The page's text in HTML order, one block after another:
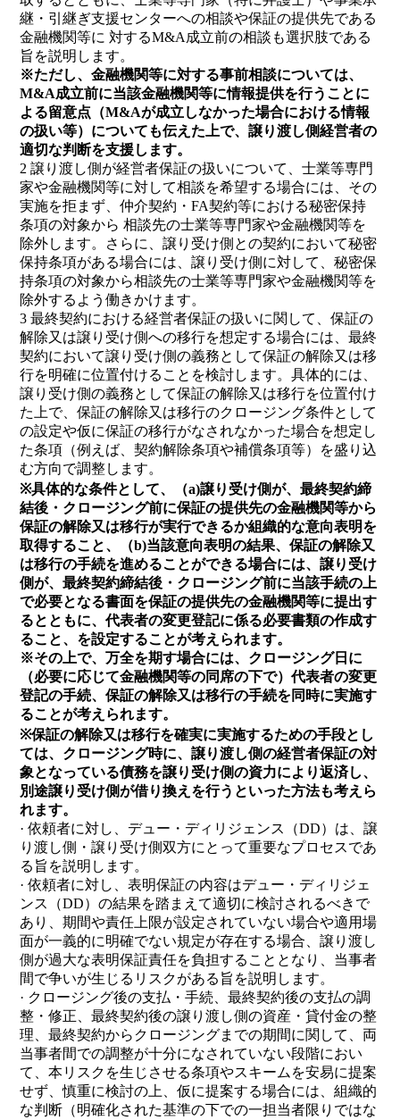
継・引継ぎ支援センターへの相談や保証の提供先である
金融機関等に 対するM&A成立前の相談も選択肢である
旨を説明します。
※ただし、金融機関等に対する事前相談については、
M&A成立前に当該金融機関等に情報提供を行うことに
よる留意点（M&Aが成立しなかった場合における情報
の扱い等）についても伝えた上で、譲り渡し側経営者の
適切な判断を支援します。
2 譲り渡し側が経営者保証の扱いについて、士業等専門
家や金融機関等に対して相談を希望する場合には、その
実施を拒まず、仲介契約・FA契約等における秘密保持
条項の対象から 相談先の士業等専門家や金融機関等を
除外します。さらに、譲り受け側との契約において秘密
保持条項がある場合には、譲り受け側に対して、秘密保
持条項の対象から相談先の士業等専門家や金融機関等を
除外するよう働きかけます。
3 最終契約における経営者保証の扱いに関して、保証の
解除又は譲り受け側への移行を想定する場合には、最終
契約において譲り受け側の義務として保証の解除又は移
行を明確に位置付けることを検討します。具体的には、
譲り受け側の義務として保証の解除又は移行を位置付け
た上で、保証の解除又は移行のクロージング条件として
の設定や仮に保証の移行がなされなかった場合を想定し
た条項（例えば、契約解除条項や補償条項等）を盛り込
む方向で調整します。
※具体的な条件として、（a)譲り受け側が、最終契約締
結後・クロージング前に保証の提供先の金融機関等から
保証の解除又は移行が実行できるか組織的な意向表明を
取得すること、（b)当該意向表明の結果、保証の解除又
は移行の手続を進めることができる場合には、譲り受け
側が、最終契約締結後・クロージング前に当該手続の上
で必要となる書面を保証の提供先の金融機関等に提出す
るとともに、代表者の変更登記に係る必要書類の作成す
ること、を設定することが考えられます。
※その上で、万全を期す場合には、クロージング日に
（必要に応じて金融機関等の同席の下で）代表者の変更
登記の手続、保証の解除又は移行の手続を同時に実施す
ることが考えられます。
※保証の解除又は移行を確実に実施するための手段とし
ては、クロージング時に、譲り渡し側の経営者保証の対
象となっている債務を譲り受け側の資力により返済し、
別途譲り受け側が借り換えを行うといった方法も考えら
れます。
· 依頼者に対し、デュー・ディリジェンス（DD）は、譲
り渡し側・譲り受け側双方にとって重要なプロセスであ
る旨を説明します。
· 依頼者に対し、表明保証の内容はデュー・ディリジェ
ンス（DD）の結果を踏まえて適切に検討されるべきで
あり、期間や責任上限が設定されていない場合や適用場
面が一義的に明確でない規定が存在する場合、譲り渡し
側が過大な表明保証責任を負担することとなり、当事者
間で争いが生じるリスクがある旨を説明します。
· クロージング後の支払・手続、最終契約後の支払の調
整・修正、最終契約後の譲り渡し側の資産・貸付金の整
理、最終契約からクロージングまでの期間に関して、両
当事者間での調整が十分になされていない段階におい
て、本リスクを生じさせる条項やスキームを安易に提案
せず、慎重に検討の上、仮に提案する場合には、組織的
な判断（明確化された基準の下での一担当者限りではな